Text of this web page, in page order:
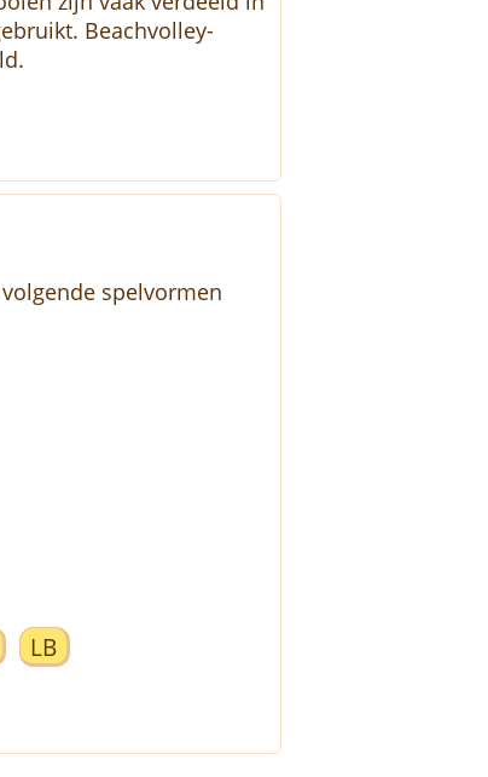
Beachvolley-
spelvormen
LB